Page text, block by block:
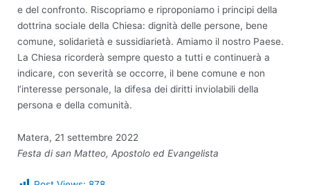
e del confronto. Riscopriamo e riproponiamo i principi della
dottrina sociale della Chiesa: dignità delle persone, bene
comune, solidarietà e sussidiarietà. Amiamo il nostro Paese.
La Chiesa ricorderà sempre questo a tutti e continuerà a
indicare, con severità se occorre, il bene comune e non
l’interesse personale, la difesa dei diritti inviolabili della
persona e della comunità.
Matera, 21 settembre 2022
Festa di san Matteo, Apostolo ed Evangelista